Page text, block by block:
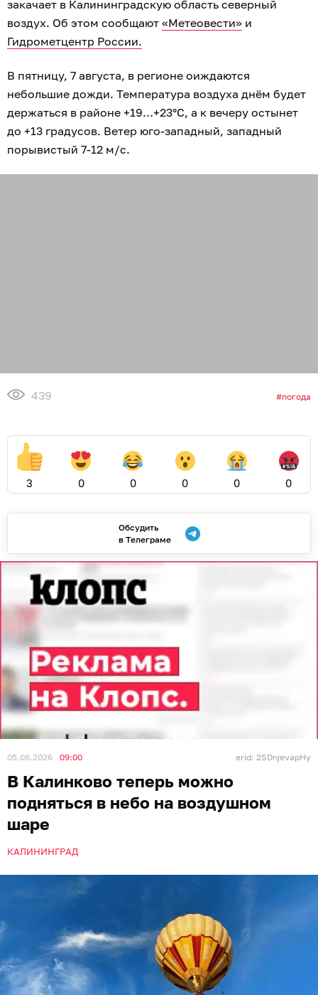
закачает в Калининградскую область северный
воздух. Об этом сообщают «Метеовести» и
Гидрометцентр России.
В пятницу, 7 августа, в регионе оиждаются
небольшие дожди. Температура воздуха днём будет
держаться в районе +19…+23°C, а к вечеру остынет
до +13 градусов. Ветер юго-западный, западный
порывистый 7-12 м/с.
439 погода
3 0 0 0 0 0
Обсудить
в Телеграме
05.08.2026 09:00 erid: 2SDnjevapHy
В Калинково теперь можно
подняться в небо на воздушном
шаре
КАЛИНИНГРАД